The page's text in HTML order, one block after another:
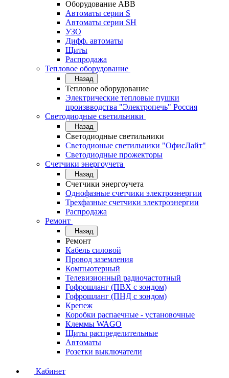
Оборудование АВВ
Автоматы серии S
Автоматы серии SH
УЗО
Дифф. автоматы
Щиты
Распродажа
Тепловое оборудование
Назад
Тепловое оборудование
Электрические тепловые пушки
произвводства "Электропечь" Россия
Светодиодные светильники
Назад
Светодиодные светильники
Светодионые светильники "ОфисЛайт"
Светодиодные прожекторы
Счетчики энергоучета
Назад
Счетчики энергоучета
Однофазные счетчики электроэнергии
Трехфазные счетчики электроэнергии
Распродажа
Ремонт
Назад
Ремонт
Кабель силовой
Провод заземления
Компьютерный
Телевизионный радиочастотный
Гофрошланг (ПВХ с зондом)
Гофрошланг (ПНД с зондом)
Крепеж
Коробки распаечные - установочные
Клеммы WAGO
Щиты распределительные
Автоматы
Розетки выключатели
Кабинет